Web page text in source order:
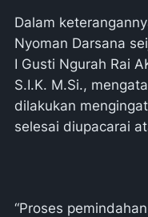
Dalam
Nyoman Darsana
I Gusti Ngurah Rai
S.I.K. M.Si.,
dilakukan
selesai diupacarai
“Proses